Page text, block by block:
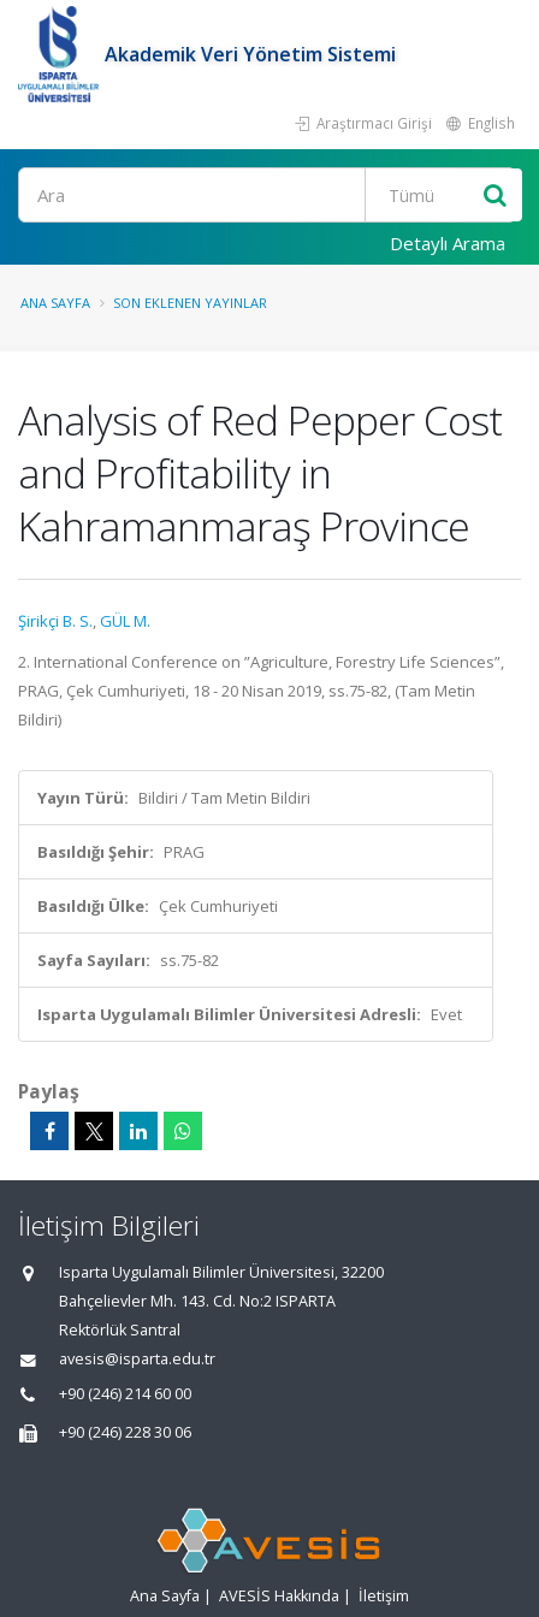
Akademik Veri Yönetim Sistemi
Araştırmacı Girişi English
Ara
Detaylı Arama
ANA SAYFA SON EKLENEN YAYINLAR
Analysis of Red Pepper Cost
and Profitability in
Kahramanmaraş Province
Şirikçi B. S.,GÜL M.
2. International Conference on ”Agriculture, Forestry Life Sciences”,
PRAG, Çek Cumhuriyeti, 18 - 20 Nisan 2019, ss.75-82, (Tam Metin
Bildiri)
Yayın Türü: Bildiri / Tam Metin Bildiri
Basıldığı Şehir: PRAG
Basıldığı Ülke: Çek Cumhuriyeti
Sayfa Sayıları: ss.75-82
Isparta Uygulamalı Bilimler Üniversitesi Adresli: Evet
Paylaş
İletişim Bilgileri
Isparta Uygulamalı Bilimler Üniversitesi, 32200
Bahçelievler Mh. 143. Cd. No:2 ISPARTA
Rektörlük Santral
avesis@isparta.edu.tr
+90 (246) 214 60 00
+90 (246) 228 30 06
Ana Sayfa | AVESİS Hakkında | İletişim